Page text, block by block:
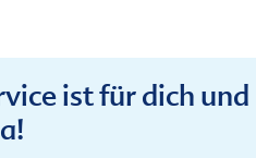
ist für dich und